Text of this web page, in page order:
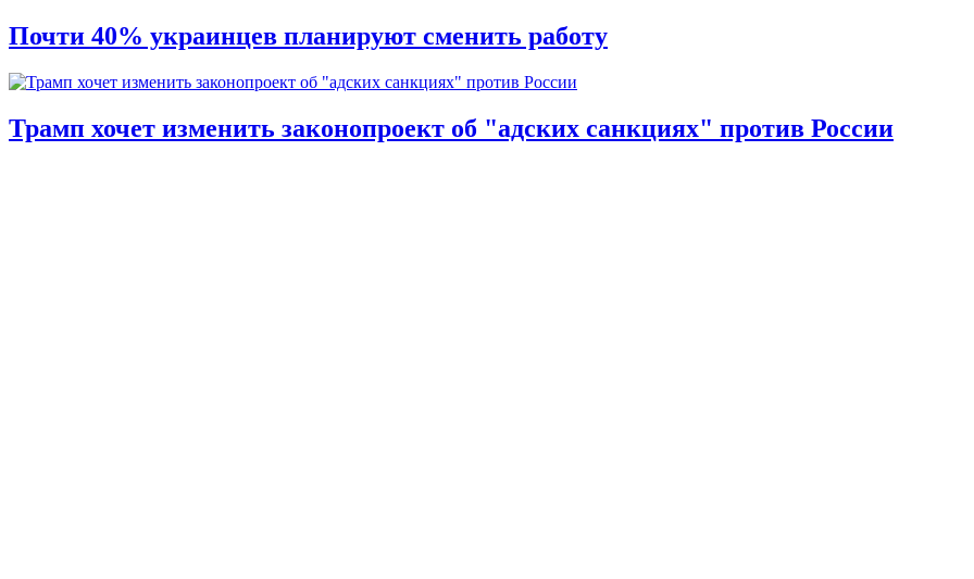
Почти 40% украинцев планируют сменить работу
Трамп хочет изменить законопроект об "адских санкциях" против России